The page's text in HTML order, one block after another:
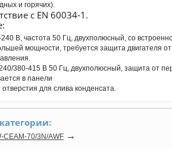
и горячих).
с EN 60034-1.
В, частота 50 Гц, двухполюсный, со
мощности, требуется защита двигателя
380-415 В 50 Гц, двухполюсный, защита от
в панели
для слива конденсата.
CEAM-70/3N/AWF →